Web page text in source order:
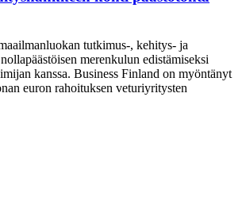
tutkimus-, kehitys- ja
merenkulun edistämiseksi
kanssa. Business Finland on myöntänyt
euron rahoituksen veturiyritysten